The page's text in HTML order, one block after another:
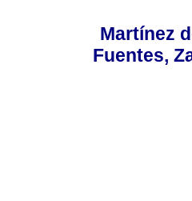
Martínez
Fuentes,